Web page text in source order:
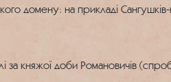
домену: на прикладі
за княжої доби Романовичів